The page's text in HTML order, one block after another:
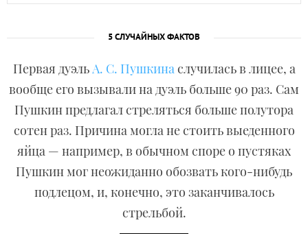
5 СЛУЧАЙНЫХ ФАКТОВ
Первая дуэльА. С. Пушкинаслучилась в лицее, а
вообще его вызывали на дуэль больше 90 раз. Сам
Пушкин предлагал стреляться больше полутора
сотен раз. Причина могла не стоить выеденного
яйца — например, в обычном споре о пустяках
Пушкин мог неожиданно обозвать кого-нибудь
подлецом, и, конечно, это заканчивалось
стрельбой.